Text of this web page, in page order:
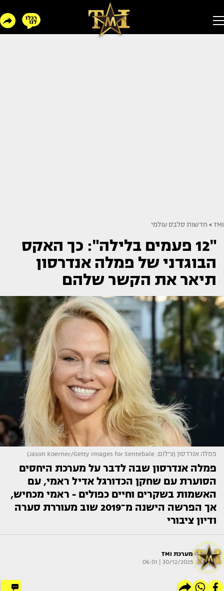
TMI
> חדשות סלבס עולמי
"12 פעמים בלילה": כך האקס
הבוגדני של פמלה אנדרסון
תיאר את הקשר שלהם
פמלה אנרדסון (צילום: Jason Koerner/Getty Images for Sentebale)
פמלה אנדרסון שבה לדבר על מערכת היחסים
הסוערת עם שחקן הכדורגל אדיל ראמי, עם
האשמות בשקרים וחיים כפולים - ראמי מכחיש,
אך הפרשה הישנה מ־2019 שוב מעוררת סערה
ודיון ציבורי
מערכת TMI
30/12/2025 | 06:01